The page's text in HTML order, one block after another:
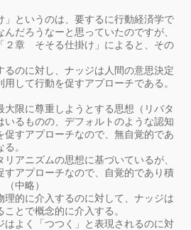
というのは、要するに行動経済学で
だろうなーと思っていたのですが、
２章 そそる仕掛け」によると、その
るのに対し、ナッジは人間の意思決定
して行動を促すアプローチである。
限に尊重しようとする思想（リバタ
いるものの、デフォルトのような認知
促すアプローチなので、無自覚的であ
。
アニズムの思想に基づいているが、
すアプローチなので、自覚的であり積
中略）
的に介入するのに対して、ナッジは
とで概念的に介入する。
よく「つつく」と表現されるのに対